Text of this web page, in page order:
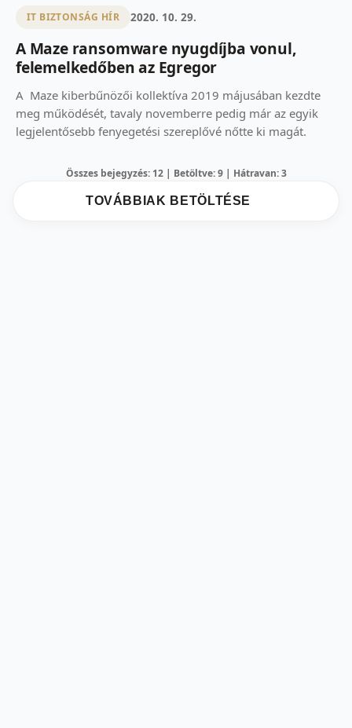
IT BIZTONSÁG HÍR 2020. 10. 29.
A Maze ransomware nyugdíjba vonul,
felemelkedőben az Egregor
A Maze kiberbűnözői kollektíva 2019 májusában kezdte
meg működését, tavaly novemberre pedig már az egyik
legjelentősebb fenyegetési szereplővé nőtte ki magát.
Összes bejegyzés: 12 | Betöltve: 9 | Hátravan: 3
TOVÁBBIAK BETÖLTÉSE